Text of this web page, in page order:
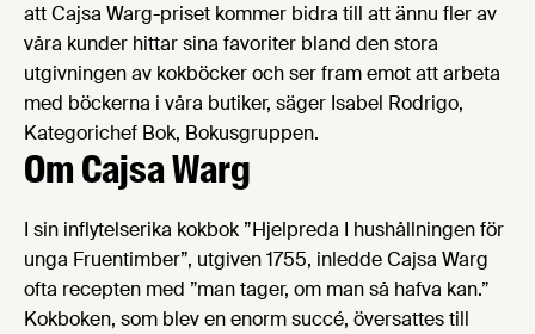
att Cajsa Warg-priset kommer bidra till att ännu fler av
våra kunder hittar sina favoriter bland den stora
utgivningen av kokböcker och ser fram emot att arbeta
med böckerna i våra butiker, säger Isabel Rodrigo,
Kategorichef Bok, Bokusgruppen.
Om Cajsa Warg
I sin inflytelserika kokbok ”Hjelpreda I hushållningen för
unga Fruentimber”, utgiven 1755, inledde Cajsa Warg
ofta recepten med ”man tager, om man så hafva kan.”
Kokboken, som blev en enorm succé, översattes till